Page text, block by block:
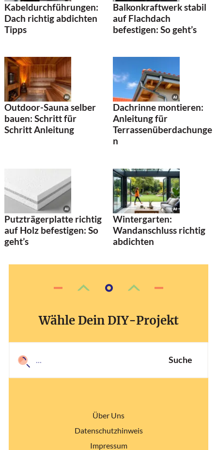
Kabeldurchführungen:
Dach richtig abdichten
Tipps
Balkonkraftwerk stabil
auf Flachdach
befestigen: So geht’s
Outdoor-Sauna selber
bauen: Schritt für
Schritt Anleitung
Dachrinne montieren:
Anleitung für
Terrassenüberdachunge
n
Putzträgerplatte richtig
auf Holz befestigen: So
geht’s
Wintergarten:
Wandanschluss richtig
abdichten
Wähle Dein DIY-Projekt
Suche
Über Uns
Datenschutzhinweis
Impressum